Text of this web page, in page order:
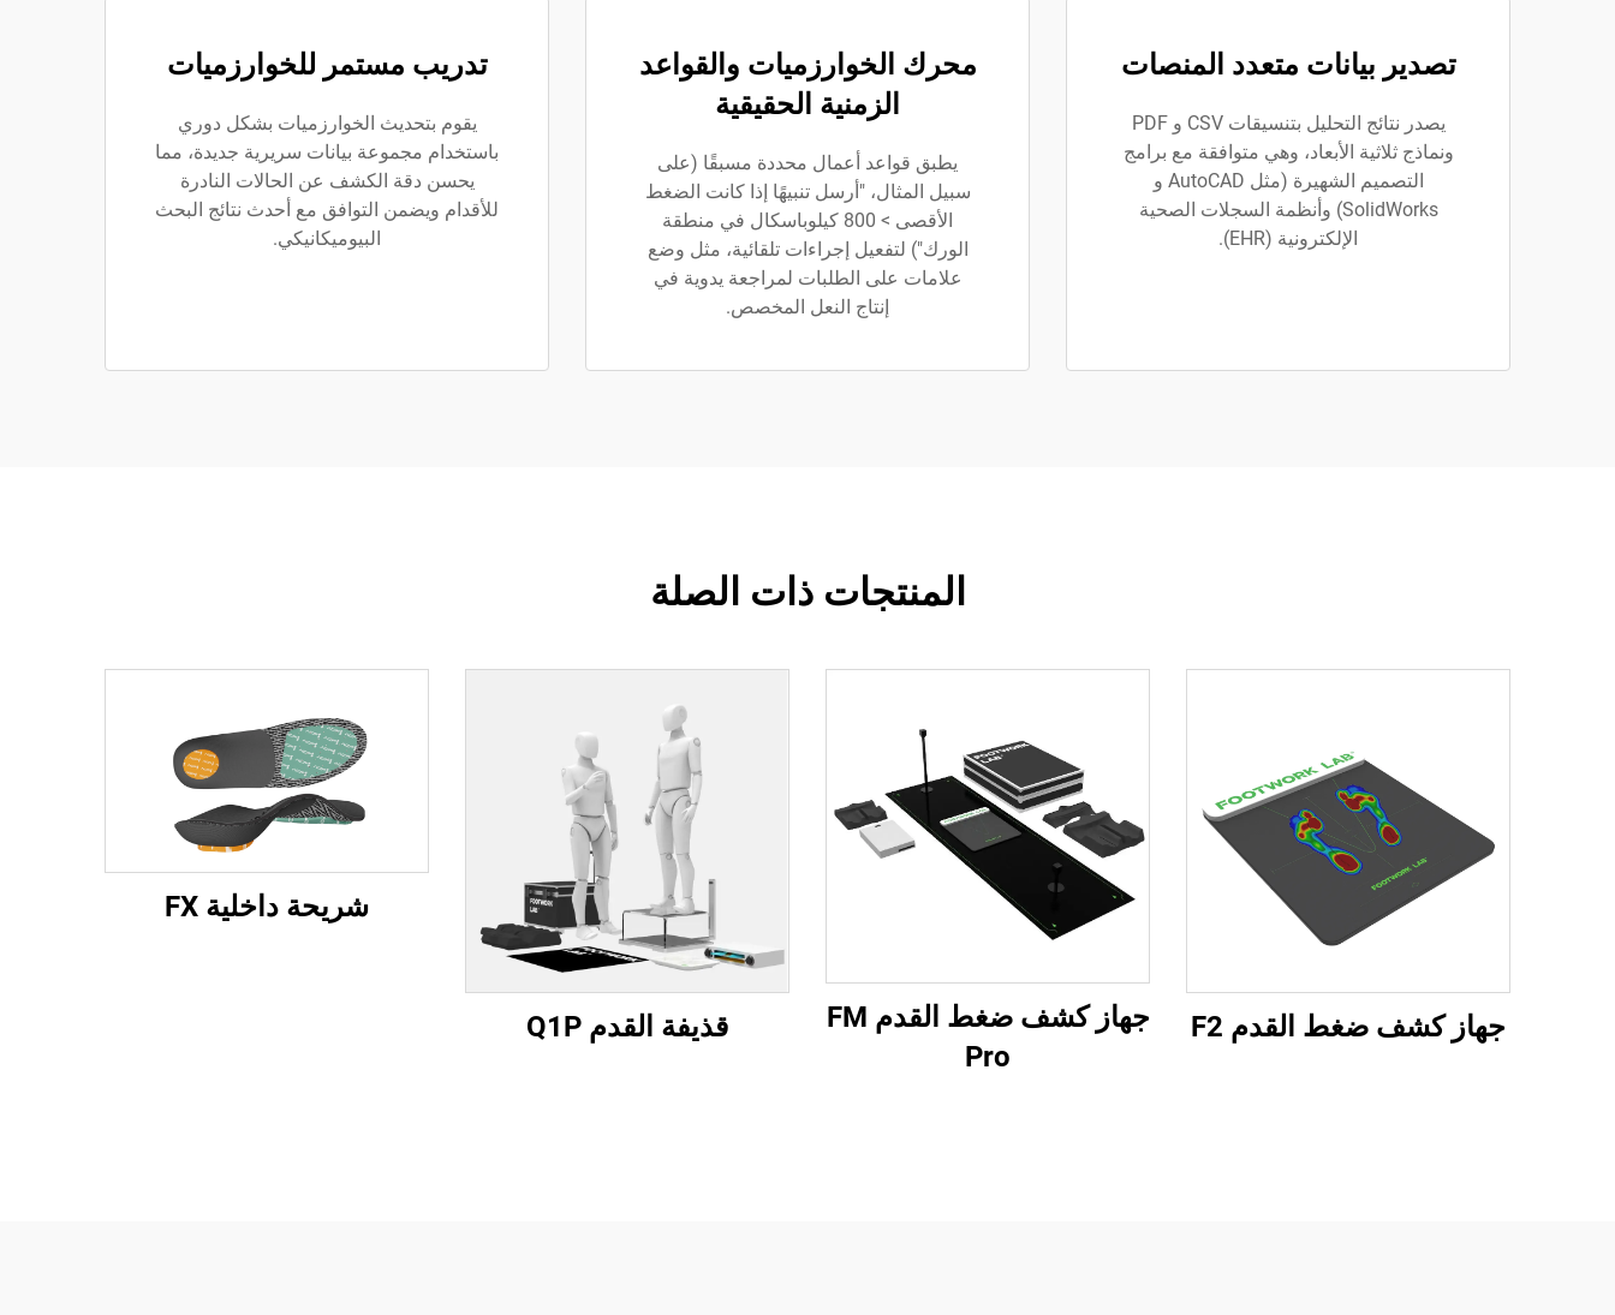
تصدير بيانات متعدد المنصات
يصدر نتائج التحليل بتنسيقات CSV و PDF
ونماذج ثلاثية الأبعاد، وهي متوافقة مع برامج
التصميم الشهيرة (مثل AutoCAD و
SolidWorks) وأنظمة السجلات الصحية
الإلكترونية (EHR).
محرك الخوارزميات والقواعد
الزمنية الحقيقية
يطبق قواعد أعمال محددة مسبقًا (على
سبيل المثال، "أرسل تنبيهًا إذا كانت الضغط
الأقصى > 800 كيلوباسكال في منطقة
الورك") لتفعيل إجراءات تلقائية، مثل وضع
علامات على الطلبات لمراجعة يدوية في
إنتاج النعل المخصص.
تدريب مستمر للخوارزميات
يقوم بتحديث الخوارزميات بشكل دوري
باستخدام مجموعة بيانات سريرية جديدة، مما
يحسن دقة الكشف عن الحالات النادرة
للأقدام ويضمن التوافق مع أحدث نتائج البحث
البيوميكانيكي.
المنتجات ذات الصلة
جهاز كشف ضغط القدم F2
جهاز كشف ضغط القدم FM
Pro
قذيفة القدم Q1P
شريحة داخلية FX